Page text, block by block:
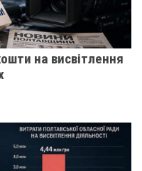
на висвітлення